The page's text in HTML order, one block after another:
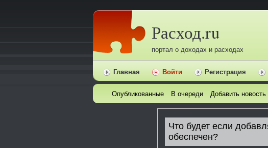
Расход.ru
портал о доходах и расходах
Главная Войти Регистрация
Опубликованные В очереди Добавить новость